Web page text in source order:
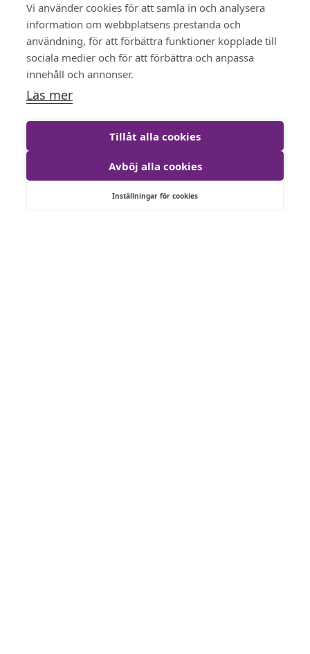
Vi använder cookies för att samla in och analysera
information om webbplatsens prestanda och
användning, för att förbättra funktioner kopplade till
sociala medier och för att förbättra och anpassa
innehåll och annonser.
Läs mer
Tillåt alla cookies
Avböj alla cookies
Inställningar för cookies
anläggning från första kontakt till avslutat
jobb – dygnet runt, året runt.
Läs mer om Mark & Anläggning